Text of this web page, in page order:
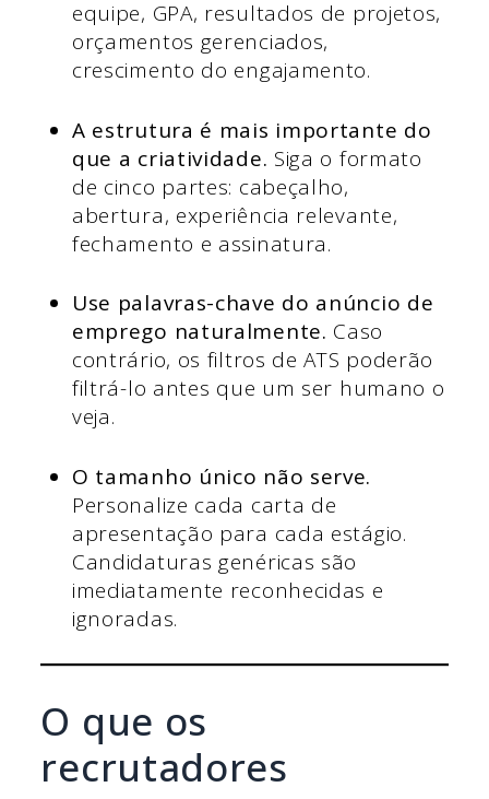
equipe, GPA, resultados de projetos,
orçamentos gerenciados,
crescimento do engajamento.
A estrutura é mais importante do
que a criatividade. Siga o formato
de cinco partes: cabeçalho,
abertura, experiência relevante,
fechamento e assinatura.
Use palavras-chave do anúncio de
emprego naturalmente. Caso
contrário, os filtros de ATS poderão
filtrá-lo antes que um ser humano o
veja.
O tamanho único não serve.
Personalize cada carta de
apresentação para cada estágio.
Candidaturas genéricas são
imediatamente reconhecidas e
ignoradas.
O que os
recrutadores